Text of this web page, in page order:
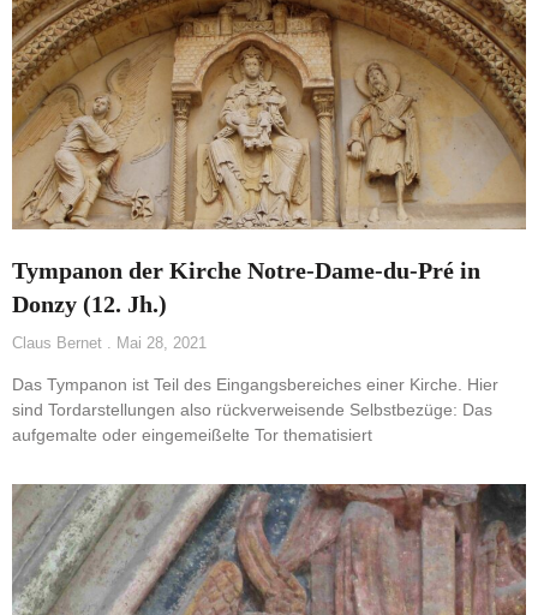
Tympanon der Kirche Notre-Dame-du-Pré in
Donzy (12. Jh.)
Claus Bernet Mai 28, 2021
Das Tympanon ist Teil des Eingangsbereiches einer Kirche. Hier
sind Tordarstellungen also rückverweisende Selbstbezüge: Das
aufgemalte oder eingemeißelte Tor thematisiert